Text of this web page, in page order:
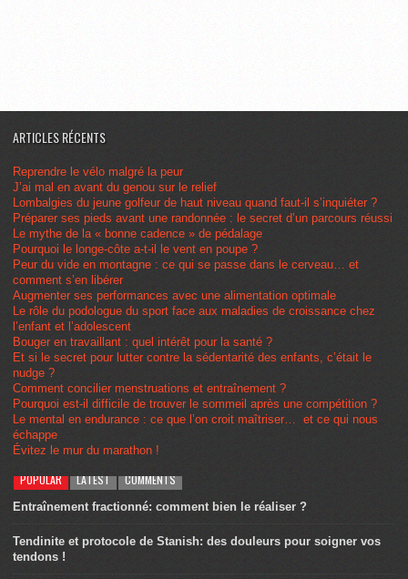
ARTICLES RÉCENTS
Reprendre le vélo malgré la peur
J’ai mal en avant du genou sur le relief
Lombalgies du jeune golfeur de haut niveau quand faut-il s’inquiéter ?
Préparer ses pieds avant une randonnée : le secret d’un parcours réussi
Le mythe de la « bonne cadence » de pédalage
Pourquoi le longe-côte a-t-il le vent en poupe ?
Peur du vide en montagne : ce qui se passe dans le cerveau… et
comment s’en libérer
Augmenter ses performances avec une alimentation optimale
Le rôle du podologue du sport face aux maladies de croissance chez
l’enfant et l’adolescent
Bouger en travaillant : quel intérêt pour la santé ?
Et si le secret pour lutter contre la sédentarité des enfants, c’était le
nudge ?
Comment concilier menstruations et entraînement ?
Pourquoi est-il difficile de trouver le sommeil après une compétition ?
Le mental en endurance : ce que l’on croit maîtriser… et ce qui nous
échappe
Évitez le mur du marathon !
POPULAR LATEST COMMENTS
Entraînement fractionné: comment bien le réaliser ?
Tendinite et protocole de Stanish: des douleurs pour soigner vos
tendons !